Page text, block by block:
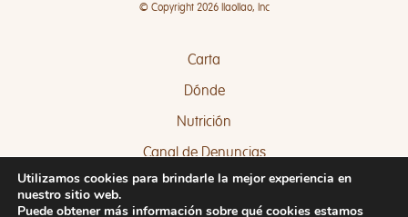
© Copyright 2026 llaollao, Inc
Carta
Dónde
Nutrición
Canal de Denuncias
Quejas y Sugerencias
Utilizamos cookies para brindarle la mejor experiencia en
nuestro sitio web.
Puede obtener más información sobre qué cookies estamos